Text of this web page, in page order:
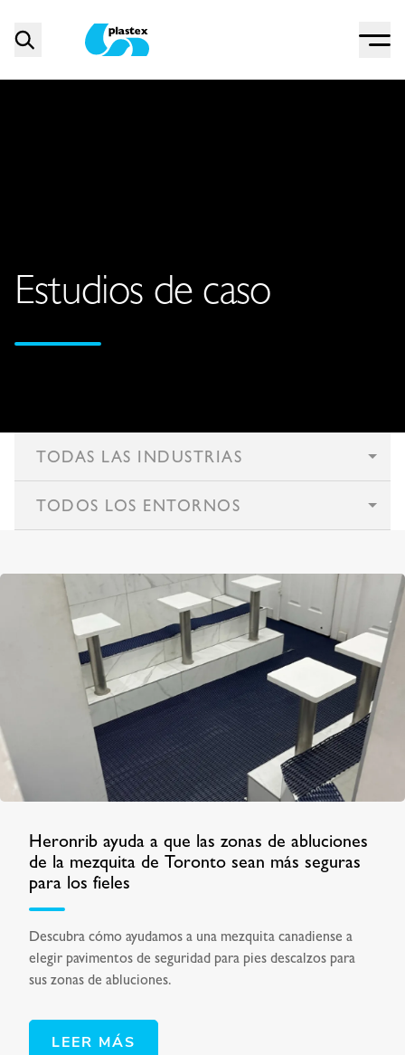
Menu
Estudios de caso
TODAS LAS INDUSTRIAS
TODOS LOS ENTORNOS
Heronrib ayuda a que las zonas de abluciones
de la mezquita de Toronto sean más seguras
para los fieles
Descubra cómo ayudamos a una mezquita canadiense a
elegir pavimentos de seguridad para pies descalzos para
sus zonas de abluciones.
LEER MÁS